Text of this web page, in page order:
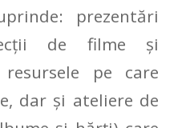
prezentări
de filme și
pe care
dar și ateliere de